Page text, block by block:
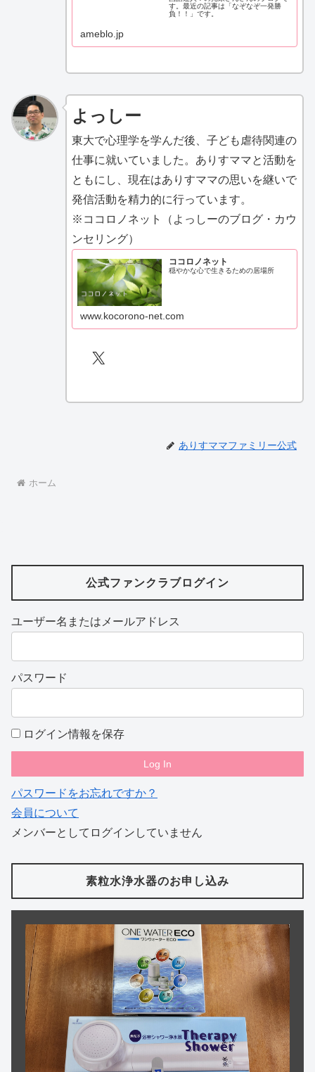
す。最近の記事は「なぞなぞ一発勝
負！！」です。
ameblo.jp
よっしー
東大で心理学を学んだ後、子ども虐待関連の
仕事に就いていました。ありすママと活動を
ともにし、現在はありすママの思いを継いで
発信活動を精力的に行っています。
※ココロノネット（よっしーのブログ・カウ
ンセリング）
ココロノネット
穏やかな心で生きるための居場所
www.kocorono-net.com
X
ありすママファミリー公式
ホーム
公式ファンクラブログイン
ユーザー名またはメールアドレス
パスワード
ログイン情報を保存
パスワードをお忘れですか？
会員について
メンバーとしてログインしていません
素粒水浄水器のお申し込み